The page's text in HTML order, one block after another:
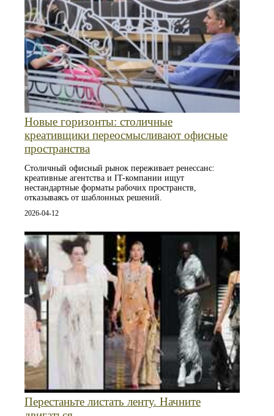
Новые горизонты: столичные
креативщики переосмысливают офисные
пространства
Столичный офисный рынок переживает ренессанс:
креативные агентства и IT-компании ищут
нестандартные форматы рабочих пространств,
отказываясь от шаблонных решений.
2026-04-12
Перестаньте листать ленту. Начните